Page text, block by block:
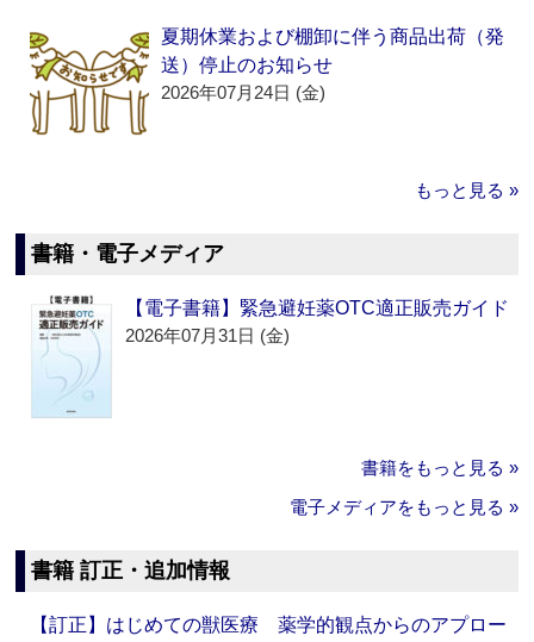
夏期休業および棚卸に伴う商品出荷（発
送）停止のお知らせ
2026年07月24日 (金)
もっと見る »
書籍・電子メディア
【電子書籍】緊急避妊薬OTC適正販売ガイド
2026年07月31日 (金)
書籍をもっと見る »
電子メディアをもっと見る »
書籍 訂正・追加情報
【訂正】はじめての獣医療 薬学的観点からのアプロー